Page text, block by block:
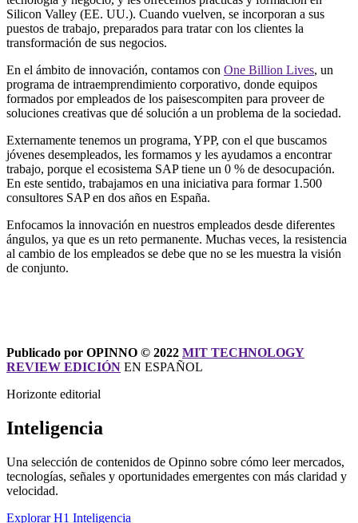
Silicon Valley (EE. UU.). Cuando vuelven, se incorporan a sus
puestos de trabajo, preparados para tratar con los clientes la
transformación de sus negocios.
En el ámbito de innovación, contamos con One Billion Lives, un
programa de intraemprendimiento corporativo, donde equipos
formados por empleados de los paisescompiten para proveer de
soluciones creativas que dé solución a un problema de la sociedad.
Externamente tenemos un programa, YPP, con el que buscamos
jóvenes desempleados, les formamos y les ayudamos a encontrar
trabajo, porque el ecosistema SAP tiene un 0 % de desocupación.
En este sentido, trabajamos en una iniciativa para formar 1.500
consultores SAP en dos años en España.
Enfocamos la innovación en nuestros empleados desde diferentes
ángulos, ya que es un reto permanente. Muchas veces, la resistencia
al cambio de los empleados se debe que no se les muestra la visión
de conjunto.
Publicado por OPINNO © 2022 MIT TECHNOLOGY
REVIEW EDICIÓN EN ESPAÑOL
Horizonte editorial
Inteligencia
Una selección de contenidos de Opinno sobre cómo leer mercados,
tecnologías, señales y oportunidades emergentes con más claridad y
velocidad.
Explorar H1 Inteligencia